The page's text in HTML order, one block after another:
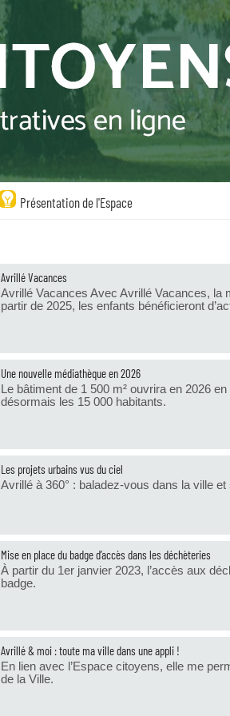
Présentation de l'Espace
Avrillé Vacances
Avrillé Vacances Avec Avrillé Vacances, la
partir de 2025, les enfants bénéficieront
Une nouvelle médiathèque en 2026
Le bâtiment de 1 500 m² ouvrira en 2026
désormais les 15 000 habitants.
Les projets urbains vus du ciel
Avrillé à 360° : baladez-vous dans la ville
Mise en place du badge d’accès dans les déchèteries
À partir du 1er janvier 2023, l’accès aux
badge.
Avrillé & moi : toute ma ville dans une appli !
En lien avec l’Espace citoyens, elle me
de la Ville.